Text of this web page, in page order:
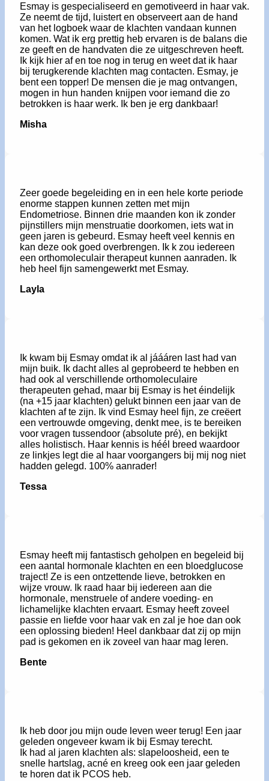
Esmay is gespecialiseerd en gemotiveerd in haar vak.
Ze neemt de tijd, luistert en observeert aan de hand
van het logboek waar de klachten vandaan kunnen
komen. Wat ik erg prettig heb ervaren is de balans die
ze geeft en de handvaten die ze uitgeschreven heeft.
Ik kijk hier af en toe nog in terug en weet dat ik haar
bij terugkerende klachten mag contacten. Esmay, je
bent een topper! De mensen die je mag ontvangen,
mogen in hun handen knijpen voor iemand die zo
betrokken is haar werk. Ik ben je erg dankbaar!
Misha
Zeer goede begeleiding en in een hele korte periode
enorme stappen kunnen zetten met mijn
Endometriose. Binnen drie maanden kon ik zonder
pijnstillers mijn menstruatie doorkomen, iets wat in
geen jaren is gebeurd. Esmay heeft veel kennis en
kan deze ook goed overbrengen. Ik k zou iedereen
een orthomoleculair therapeut kunnen aanraden. Ik
heb heel fijn samengewerkt met Esmay.
Layla
Ik kwam bij Esmay omdat ik al jáááren last had van
mijn buik. Ik dacht alles al geprobeerd te hebben en
had ook al verschillende orthomoleculaire
therapeuten gehad, maar bij Esmay is het éindelijk
(na +15 jaar klachten) gelukt binnen een jaar van de
klachten af te zijn. Ik vind Esmay heel fijn, ze creëert
een vertrouwde omgeving, denkt mee, is te bereiken
voor vragen tussendoor (absolute pré), en bekijkt
alles holistisch. Haar kennis is héél breed waardoor
ze linkjes legt die al haar voorgangers bij mij nog niet
hadden gelegd. 100% aanrader!
Tessa
Esmay heeft mij fantastisch geholpen en begeleid bij
een aantal hormonale klachten en een bloedglucose
traject! Ze is een ontzettende lieve, betrokken en
wijze vrouw. Ik raad haar bij iedereen aan die
hormonale, menstruele of andere voeding- en
lichamelijke klachten ervaart. Esmay heeft zoveel
passie en liefde voor haar vak en zal je hoe dan ook
een oplossing bieden! Heel dankbaar dat zij op mijn
pad is gekomen en ik zoveel van haar mag leren.
Bente
Ik heb door jou mijn oude leven weer terug! Een jaar
geleden ongeveer kwam ik bij Esmay terecht.
Ik had al jaren klachten als: slapeloosheid, een te
snelle hartslag, acné en kreeg ook een jaar geleden
te horen dat ik PCOS heb.